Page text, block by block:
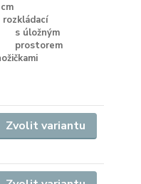
rozkládací
s úložným
prostorem
Zvolit variantu